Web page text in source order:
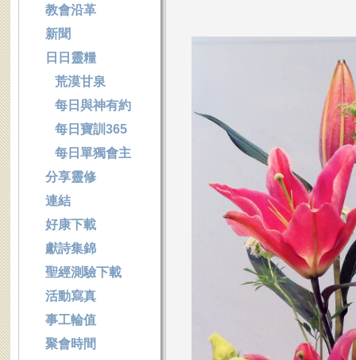
教會沿革
新聞
日日靈糧
荒漠甘泉
每日與神有約
每日寶訓365
每日單獨會主
分享靈修
連結
好康下載
獻詩集錦
聖經測驗下載
活動寫真
事工輪值
聚會時間